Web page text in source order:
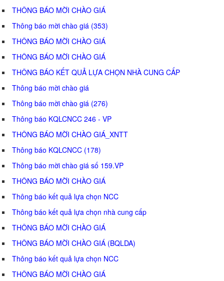
THÔNG BÁO MỜI CHÀO GIÁ
Thông báo mời chào giá (353)
THÔNG BÁO MỜI CHÀO GIÁ
THÔNG BÁO MỜI CHÀO GIÁ
THÔNG BÁO KẾT QUẢ LỰA CHỌN NHÀ CUNG CẤP
Thông báo mời chào giá
Thông báo mời chào giá (276)
Thông báo KQLCNCC 246 - VP
THÔNG BÁO MỜI CHÀO GIÁ_XNTT
Thông báo KQLCNCC (178)
Thông báo mời chào giá số 159.VP
THÔNG BÁO MỜI CHÀO GIÁ
Thông báo kết quả lựa chọn NCC
Thông báo kết quả lựa chọn nhà cung cấp
THÔNG BÁO MỜI CHÀO GIÁ
THÔNG BÁO MỜI CHÀO GIÁ (BQLDA)
Thông báo kết quả lựa chọn NCC
THÔNG BÁO MỜI CHÀO GIÁ